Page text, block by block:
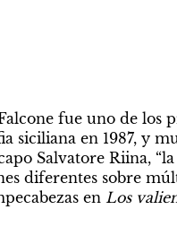
fue uno de los
siciliana en 1987, y
Salvatore Riina,
diferentes sobre
en Los